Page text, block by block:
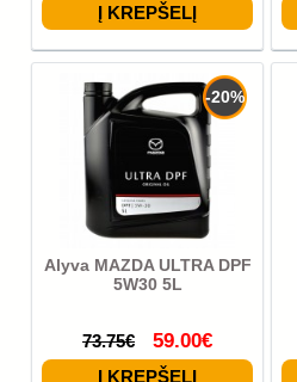
-20%
Alyva MAZDA ULTRA DPF
5W30 5L
73.75€ 59.00€